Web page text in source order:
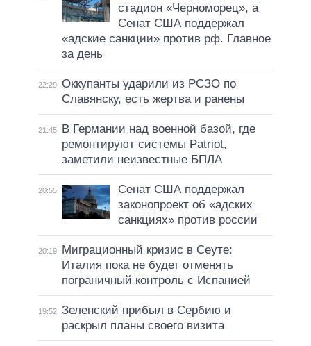
стадион «Черноморец», а
Сенат США поддержал
«адские санкции» против рф. Главное
за день
22:29 Оккупанты ударили из РСЗО по
Славянску, есть жертва и ранены
21:45
В Германии над военной базой, где
ремонтируют системы Patriot,
заметили неизвестные БПЛА
20:55
Сенат США поддержал
законопроект об «адских
санкциях» против россии
20:19
Миграционный кризис в Сеуте:
Италия пока не будет отменять
пограничный контроль с Испанией
19:52 Зеленский прибыл в Сербию и
раскрыл планы своего визита